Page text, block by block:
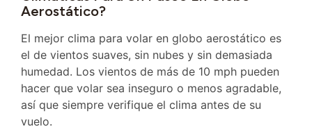
Aerostático?
El mejor clima para volar en globo aerostático es
el de vientos suaves, sin nubes y sin demasiada
humedad. Los vientos de más de 10 mph pueden
hacer que volar sea inseguro o menos agradable,
así que siempre verifique el clima antes de su
vuelo.